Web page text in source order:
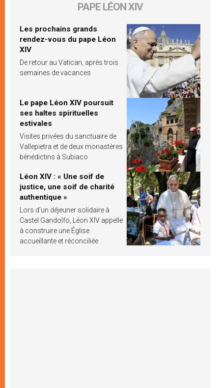
PAPE LÉON XIV
Les prochains grands
rendez-vous du pape Léon
XIV
De retour au Vatican, après trois
semaines de vacances
Le pape Léon XIV poursuit
ses haltes spirituelles
estivales
Visites privées du sanctuaire de
Vallepietra et de deux monastères
bénédictins à Subiaco
Léon XIV : « Une soif de
justice, une soif de charité
authentique »
Lors d’un déjeuner solidaire à
Castel Gandolfo, Léon XIV appelle
à construire une Église
accueillante et réconciliée